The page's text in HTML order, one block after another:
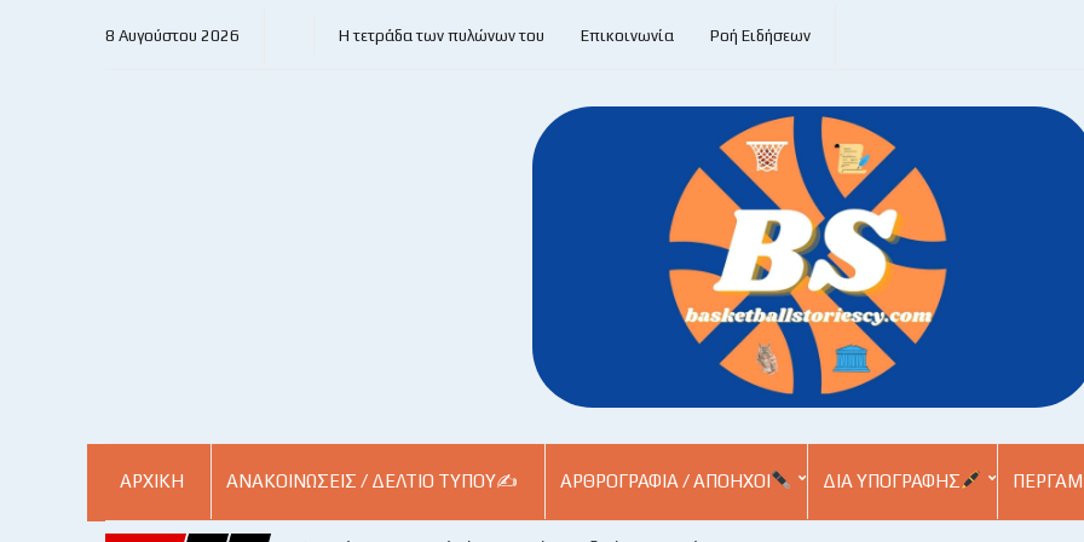
8 Αυγούστου 2026 Η τετράδα των πυλώνων του Επικοινωνία Ροή Ειδήσεων
ΑΡΧΙΚΗ ΑΝΑΚΟΙΝΏΣΕΙΣ / ΔΕΛΤΊΟ ΤΎΠΟΥ✍ ΑΡΘΡΟΓΡΑΦΊΑ / ΑΠΌΗΧΟΙ ΔΙΑ ΥΠΟΓΡΑΦΉΣ